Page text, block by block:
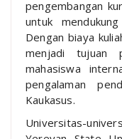
pengembangan
untuk
Dengan biaya
menjadi tujuan
mahasiswa
pengalaman
Kaukasus.
Universitas-